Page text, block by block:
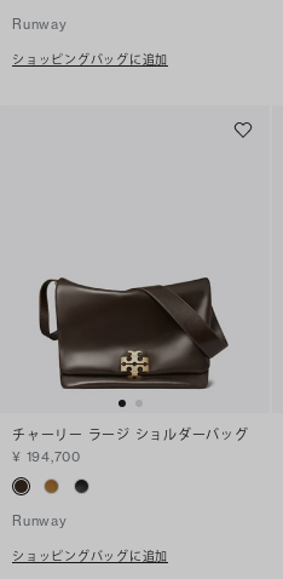
Runway
ショッピングバッグに追加
チャーリー ラージ ショルダーバッグ
¥ 194,700
Runway
ショッピングバッグに追加